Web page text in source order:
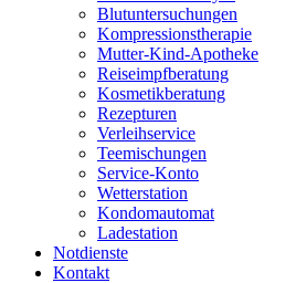
Blutuntersuchungen
Kompressionstherapie
Mutter-Kind-Apotheke
Reiseimpfberatung
Kosmetikberatung
Rezepturen
Verleihservice
Teemischungen
Service-Konto
Wetterstation
Kondomautomat
Ladestation
Notdienste
Kontakt